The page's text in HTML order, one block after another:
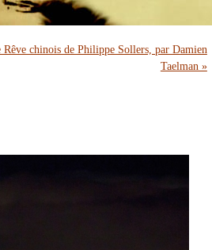
Rêve chinois de Philippe Sollers, par Damien
Taelman »